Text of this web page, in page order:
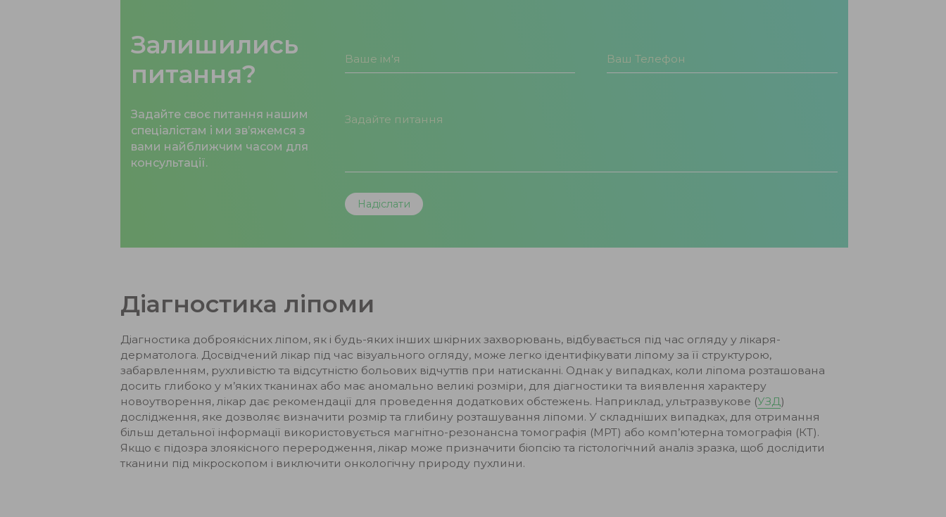
Залишились
питання?
Задайте своє питання нашим
спеціалістам і ми зв’яжемся з
вами найближчим часом для
консультації.
Діагностика ліпоми
Діагностика доброякісних ліпом, як і будь-яких інших шкірних захворювань, відбувається під час огляду у лікаря-
дерматолога. Досвідчений лікар під час візуального огляду, може легко ідентифікувати ліпому за її структурою,
забарвленням, рухливістю та відсутністю больових відчуттів при натисканні. Однак у випадках, коли ліпома розташована
досить глибоко у м’яких тканинах або має аномально великі розміри, для діагностики та виявлення характеру
новоутворення, лікар дає рекомендації для проведення додаткових обстежень. Наприклад, ультразвукове (УЗД)
дослідження, яке дозволяє визначити розмір та глибину розташування ліпоми. У складніших випадках, для отримання
більш детальної інформації використовується магнітно-резонансна томографія (МРТ) або комп’ютерна томографія (КТ).
Якщо є підозра злоякісного переродження, лікар може призначити біопсію та гістологічний аналіз зразка, щоб дослідити
тканини під мікроскопом і виключити онкологічну природу пухлини.